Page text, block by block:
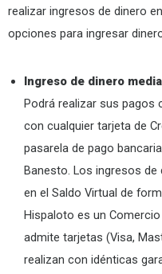
realizar ingresos de dinero
opciones para ingresar
Ingreso de dinero
Podrá realizar sus pagos
con cualquier tarjeta de
pasarela de pago
Banesto. Los ingresos
en el Saldo Virtual de
Hispaloto es un
admite tarjetas (Visa,
realizan con idénticas